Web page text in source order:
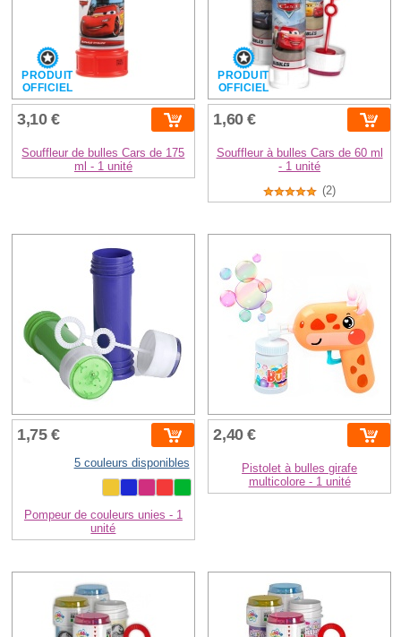
PRODUIT
OFFICIEL
3,10 €
Souffleur de bulles Cars de 175
ml - 1 unité
PRODUIT
OFFICIEL
1,60 €
Souffleur à bulles Cars de 60 ml
- 1 unité
(2)
1,75 €
5 couleurs disponibles
Pompeur de couleurs unies - 1
unité
2,40 €
Pistolet à bulles girafe
multicolore - 1 unité